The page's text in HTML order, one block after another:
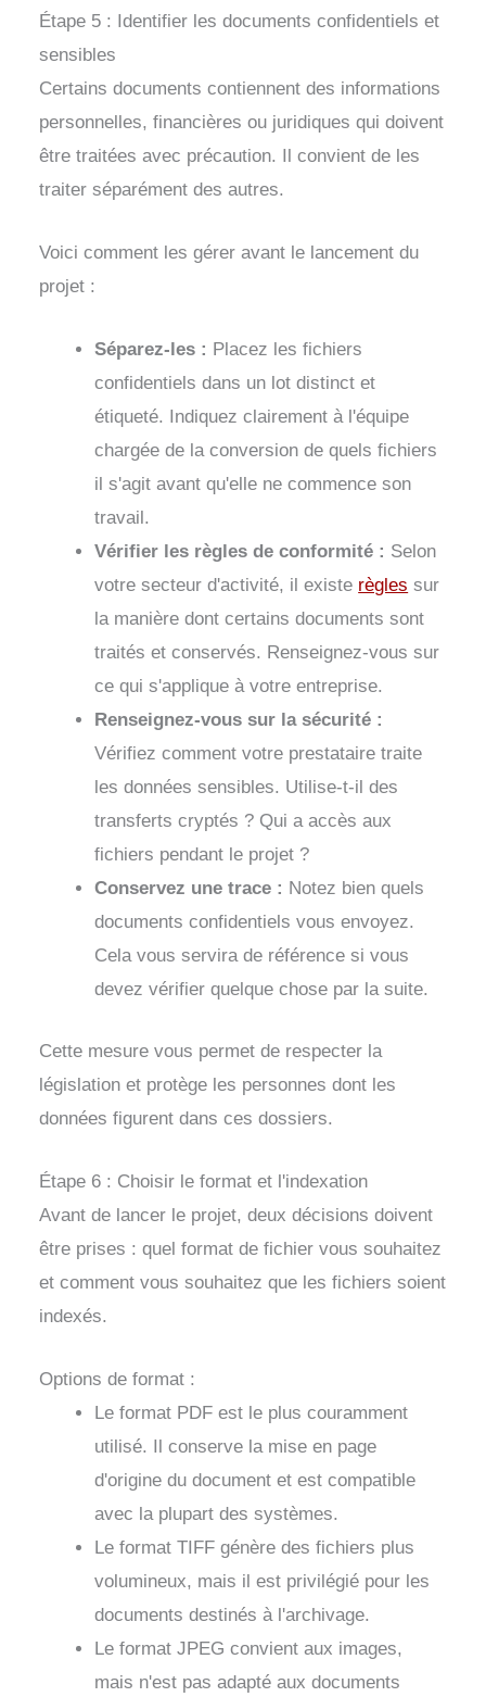
Étape 5 : Identifier les documents confidentiels et
sensibles
Certains documents contiennent des informations
personnelles, financières ou juridiques qui doivent
être traitées avec précaution. Il convient de les
traiter séparément des autres.
Voici comment les gérer avant le lancement du
projet :
Séparez-les : Placez les fichiers
confidentiels dans un lot distinct et
étiqueté. Indiquez clairement à l'équipe
chargée de la conversion de quels fichiers
il s'agit avant qu'elle ne commence son
travail.
Vérifier les règles de conformité : Selon
votre secteur d'activité, il existe règles sur
la manière dont certains documents sont
traités et conservés. Renseignez-vous sur
ce qui s'applique à votre entreprise.
Renseignez-vous sur la sécurité :
Vérifiez comment votre prestataire traite
les données sensibles. Utilise-t-il des
transferts cryptés ? Qui a accès aux
fichiers pendant le projet ?
Conservez une trace : Notez bien quels
documents confidentiels vous envoyez.
Cela vous servira de référence si vous
devez vérifier quelque chose par la suite.
Cette mesure vous permet de respecter la
législation et protège les personnes dont les
données figurent dans ces dossiers.
Étape 6 : Choisir le format et l'indexation
Avant de lancer le projet, deux décisions doivent
être prises : quel format de fichier vous souhaitez
et comment vous souhaitez que les fichiers soient
indexés.
Options de format :
Le format PDF est le plus couramment
utilisé. Il conserve la mise en page
d'origine du document et est compatible
avec la plupart des systèmes.
Le format TIFF génère des fichiers plus
volumineux, mais il est privilégié pour les
documents destinés à l'archivage.
Le format JPEG convient aux images,
mais n'est pas adapté aux documents